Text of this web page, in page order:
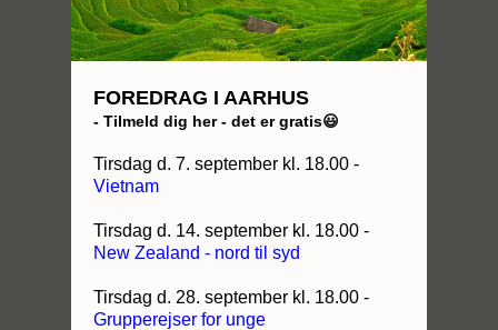
FOREDRAG I AARHUS
- Tilmeld dig her - det er gratis😃
Tirsdag d. 7. september kl. 18.00 -
Vietnam
Tirsdag d. 14. september kl. 18.00 -
New Zealand - nord til syd
Tirsdag d. 28. september kl. 18.00 -
Grupperejser for unge